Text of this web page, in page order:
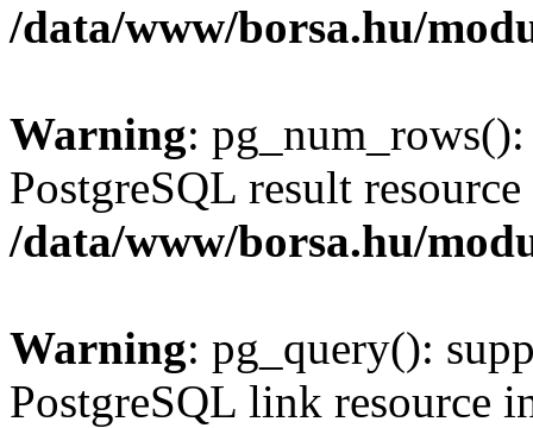
/data/www/borsa.hu/
Warning:
PostgreSQL result
/data/www/borsa.hu/
Warning: pg_query():
PostgreSQL link resource